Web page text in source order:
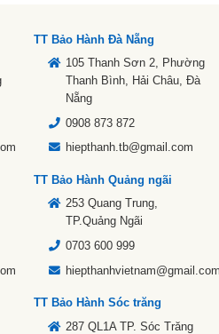
TT Bảo Hành Đà Nẵng
105 Thanh Sơn 2, Phường
Thanh Bình, Hải Châu, Đà
Nẵng
0908 873 872
hiepthanh.tb@gmail.com
TT Bảo Hành Quảng ngãi
253 Quang Trung,
TP.Quảng Ngãi
0703 600 999
TT Bảo Hành Sóc trăng
287 QL1A TP. Sóc Trăng